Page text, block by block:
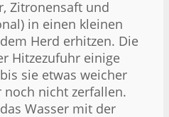
Zitronensaft und
in einen kleinen
Herd erhitzen. Die
Hitzezufuhr einige
sie etwas weicher
noch nicht zerfallen.
Wasser mit der